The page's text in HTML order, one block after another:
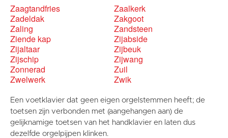
Zaagtandfries
Zaalkerk
Zadeldak
Zakgoot
Zaling
Zandsteen
Ziende kap
Zijabside
Zijaltaar
Zijbeuk
Zijschip
Zijwang
Zonnerad
Zuil
Zwelwerk
Zwik
Een voetklavier dat geen eigen orgelstemmen heeft; de
toetsen zijn verbonden met (aangehangen aan) de
gelijknamige toetsen van het handklavier en laten dus
dezelfde orgelpijpen klinken.